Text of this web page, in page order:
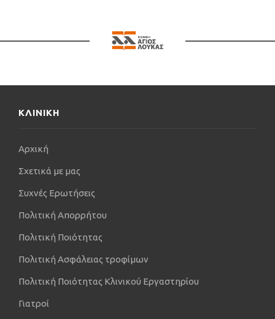
ΚΛΙΝΙΚΗ
Αρχική
Σχετικά με μας
Συχνές Ερωτήσεις
Πολιτική Απορρήτου
Πολιτική Ποιότητας
Πολιτική Ασφάλειας τροφίμων
Πολιτική Ποιότητας Κλινικού Εργαστηρίου
Γιατροί